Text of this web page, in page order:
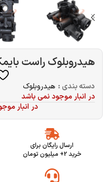
هیدروبلوک راست
دسته بندی : هیدروبلوک
در انبار موجود نمی باشد
در انبار
ارسال رایگان برای
خرید 2+ میلیون تومان